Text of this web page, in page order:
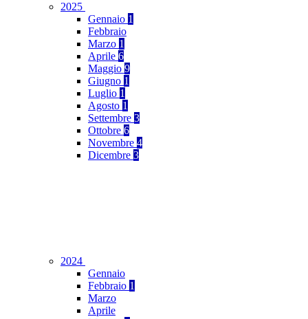
2025
Gennaio 1
Febbraio
Marzo 1
Aprile 6
Maggio 9
Giugno 1
Luglio 1
Agosto 1
Settembre 3
Ottobre 6
Novembre 4
Dicembre 3
2024
Gennaio
Febbraio 1
Marzo
Aprile